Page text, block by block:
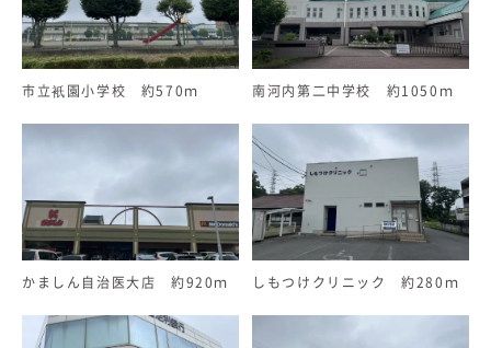
市立衹園小学校 約570ｍ 南河内第二中学校 約1050ｍ
かましん自治医大店 約920ｍ しもつけクリニック 約280ｍ